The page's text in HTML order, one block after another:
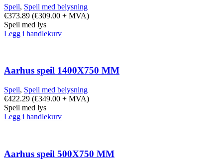
Speil, Speil med belysning
€373.89 (€309.00 + MVA)
Speil med lys
Legg i handlekurv
Aarhus speil 1400X750 MM
Speil, Speil med belysning
€422.29 (€349.00 + MVA)
Speil med lys
Legg i handlekurv
Aarhus speil 500X750 MM